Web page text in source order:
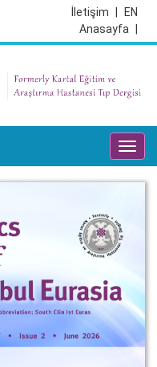
EN
İletişim
Anasayfa